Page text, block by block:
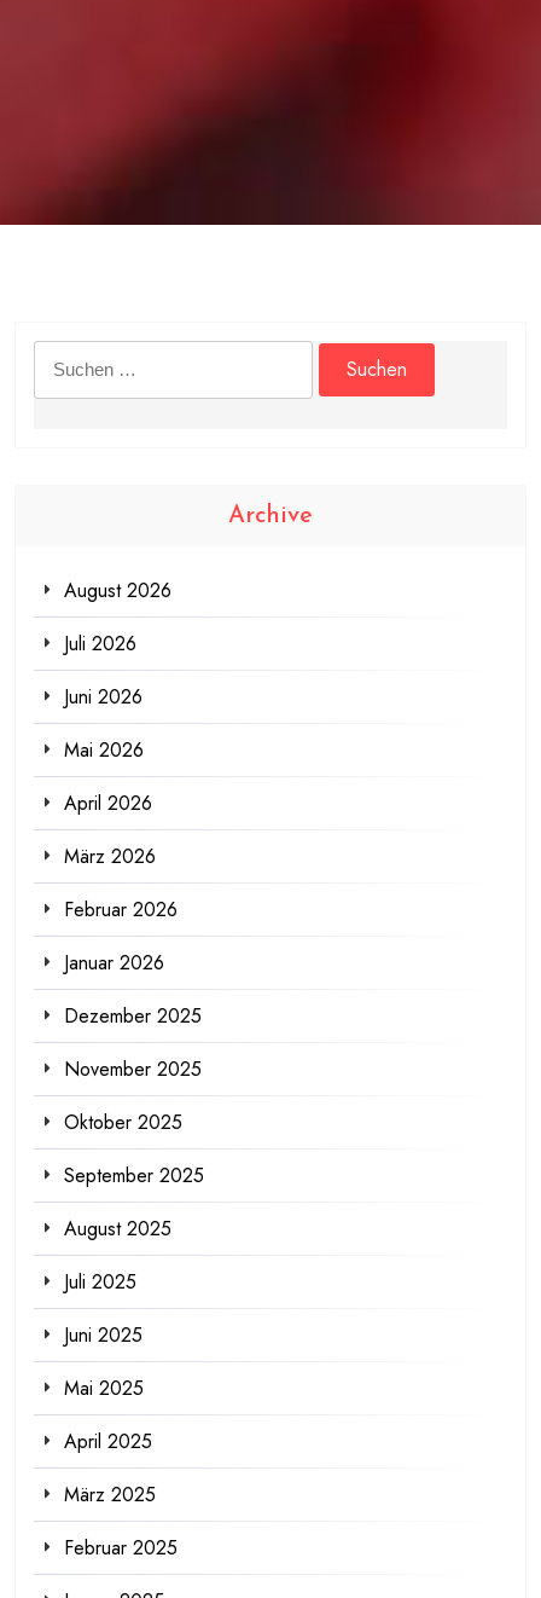
Archive
August 2026
Juli 2026
Juni 2026
Mai 2026
April 2026
März 2026
Februar 2026
Januar 2026
Dezember 2025
November 2025
Oktober 2025
September 2025
August 2025
Juli 2025
Juni 2025
Mai 2025
April 2025
März 2025
Februar 2025